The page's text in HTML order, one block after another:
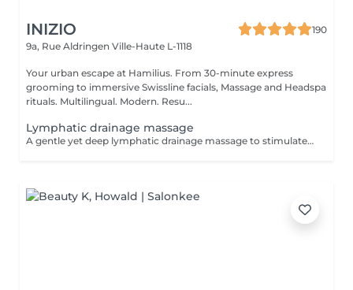
INIZIO
190
9a, Rue Aldringen Ville-Haute L-1118
Your urban escape at Hamilius. From 30-minute express
grooming to immersive Swissline facials, Massage and Headspa
rituals. Multilingual. Modern. Resu...
Lymphatic drainage massage
A gentle yet deep lymphatic drainage massage to stimulate circulation, reduce fluid retention and puffiness. Ideal for detox, heavy legs, tension and general fatigue, this soothing treatment leaves the body lighter, more relaxed and the skin visibly brighter and refreshed.